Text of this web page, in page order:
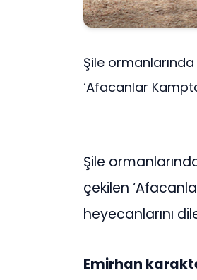
Şile
‘Afacanlar
Şile
çekilen
heyecanlarını
Emirhan